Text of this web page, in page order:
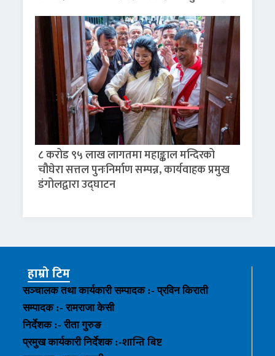
८ करोड ९५ लाख लागतमा महाङ्काल मन्दिरको
चौघेरा सत्तल पुनःनिर्माण सम्पन्न, कार्यवाहक प्रमुख
डंगोलद्वारा उद्घाटन
हाम्रो टिम
सञ्चालक तथा कार्यकारी सम्पादक :- प्रविन किराती
सम्पादक :- रामराजा केसी
निर्देशक :- रीता गुरुङ
प्रमुख कार्यकारी निर्देशक :-शान्ति बिष्ट